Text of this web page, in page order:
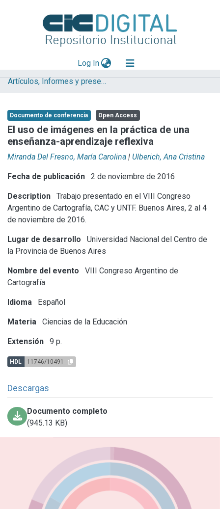
Log In(current)
Explorar
Aportar material
Statistics
Artículos, Informes y presentaciones en Congresos
Documento de conferencia Open Access
El uso de imágenes en la práctica de una
enseñanza-aprendizaje reflexiva
Miranda Del Fresno, María Carolina | Ulberich, Ana Cristina
Fecha de publicación 2 de noviembre de 2016
Description
Trabajo presentado en el VIII Congreso
Argentino de Cartografía, CAC y UNTF. Buenos Aires, 2 al 4
de noviembre de 2016.
Lugar de desarrollo
Universidad Nacional del Centro de
la Provincia de Buenos Aires
Nombre del evento
VIII Congreso Argentino de
Cartografía
Idioma Español
Materia Ciencias de la Educación
Extensión 9 p.
HDL 11746/10491
Descargas
Documento completo
(945.13 KB)